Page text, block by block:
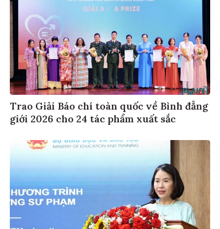
Trao Giải Báo chí toàn quốc về Bình đẳng
giới 2026 cho 24 tác phẩm xuất sắc